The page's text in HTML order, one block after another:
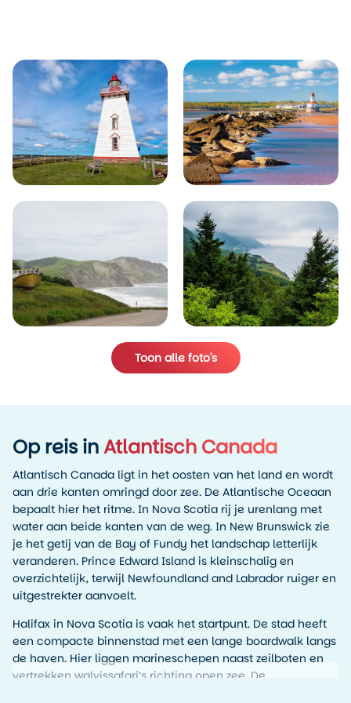
Toon alle foto's
Op reis inAtlantisch Canada
Atlantisch Canada ligt in het oosten van het land en wordt
aan drie kanten omringd door zee. De Atlantische Oceaan
bepaalt hier het ritme. In Nova Scotia rij je urenlang met
water aan beide kanten van de weg. In New Brunswick zie
je het getij van de Bay of Fundy het landschap letterlijk
veranderen. Prince Edward Island is kleinschalig en
overzichtelijk, terwijl Newfoundland and Labrador ruiger en
uitgestrekter aanvoelt.
Halifax in Nova Scotia is vaak het startpunt. De stad heeft
een compacte binnenstad met een lange boardwalk langs
de haven. Hier liggen marineschepen naast zeilboten en
vertrekken walvissafari’s richting open zee. De